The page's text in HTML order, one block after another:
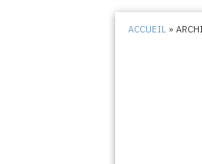
ACCUEIL »